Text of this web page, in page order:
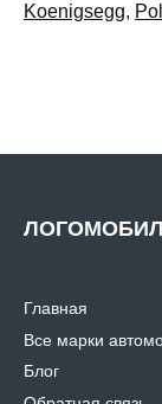
Koenigsegg,
Главная
Все марки
Блог